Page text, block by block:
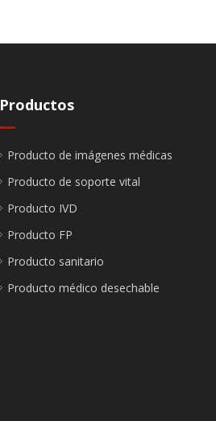
Productos
Producto de imágenes médicas
Producto de soporte vital
Producto IVD
Producto FP
Producto sanitario
Producto médico desechable